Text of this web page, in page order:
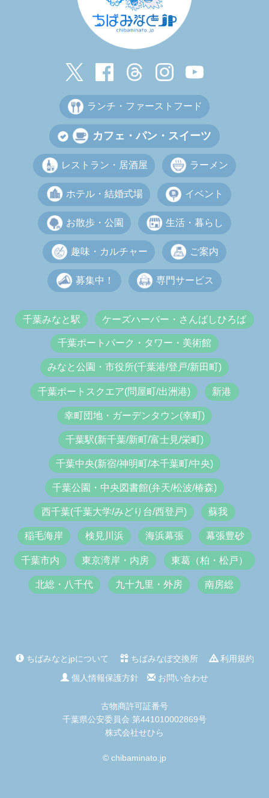
ランチ・ファーストフード
カフェ・パン・スイーツ
レストラン・居酒屋 ラーメン
ホテル・結婚式場 イベント
お散歩・公園 生活・暮らし
趣味・カルチャー ご案内
募集中！ 専門サービス
千葉みなと駅 ケーズハーバー・さんばしひろば
千葉ポートパーク・タワー・美術館
みなと公園・市役所(千葉港/登戸/新田町)
千葉ポートスクエア(問屋町/出洲港) 新港
幸町団地・ガーデンタウン(幸町)
千葉駅(新千葉/新町/富士見/栄町)
千葉中央(新宿/神明町/本千葉町/中央)
千葉公園・中央図書館(弁天/松波/椿森)
西千葉(千葉大学/みどり台/西登戸) 蘇我
稲毛海岸 検見川浜 海浜幕張 幕張豊砂
千葉市内 東京湾岸・内房 東葛（柏・松戸）
北総・八千代 九十九里・外房 南房総
ちばみなとjpについて ちばみなぽ交換所
利用規約
個人情報保護方針
お問い合わせ
古物商許可証番号
千葉県公安委員会 第441010002869号
株式会社せひら
© chibaminato.jp